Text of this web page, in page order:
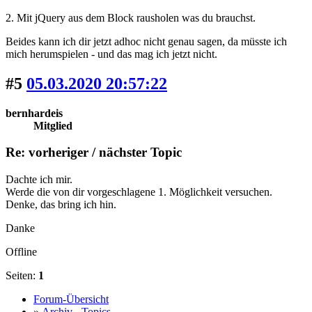
2. Mit jQuery aus dem Block rausholen was du brauchst.
Beides kann ich dir jetzt adhoc nicht genau sagen, da müsste ich
mich herumspielen - und das mag ich jetzt nicht.
#5 05.03.2020 20:57:22
bernhardeis
Mitglied
Re: vorheriger / nächster Topic
Dachte ich mir.
Werde die von dir vorgeschlagene 1. Möglichkeit versuchen.
Denke, das bring ich hin.
Danke
Offline
Seiten: 1
Forum-Übersicht